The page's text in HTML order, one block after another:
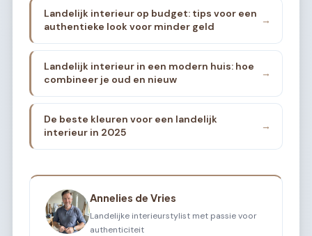
Landelijk interieur op budget: tips voor een
authentieke look voor minder geld
→
Landelijk interieur in een modern huis: hoe
combineer je oud en nieuw
→
De beste kleuren voor een landelijk
interieur in 2025
→
Annelies de Vries
Landelijke interieurstylist met passie voor
authenticiteit